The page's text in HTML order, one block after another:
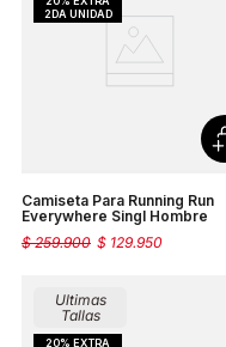
Camiseta Para Running Run
Everywhere Singl Hombre
$ 129.950
$ 259.900
Ultimas
Tallas